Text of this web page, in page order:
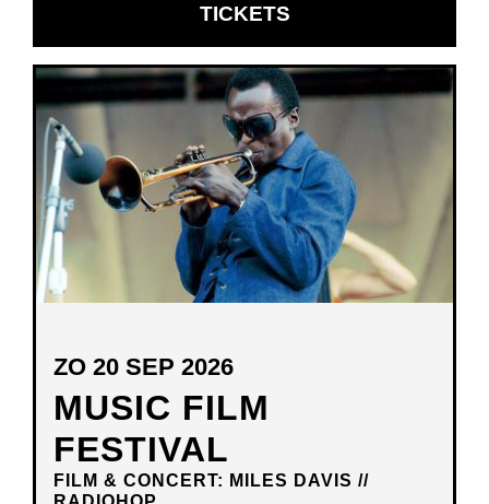
TICKETSOPENT
IN
NIEUW
VENSTER
MUSIC FILM
FESTIVAL
FILM & CONCERT: MILES DAVIS //
ZO 20 SEP 2026